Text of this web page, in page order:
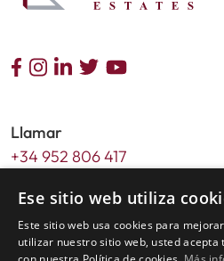
Llamar
+34 952 806 417
Email
info@livingstone-estates.com
Dirección
Ese sitio web utiliza
Este sitio web usa cookies para
utilizar nuestro sitio web, usted acepta